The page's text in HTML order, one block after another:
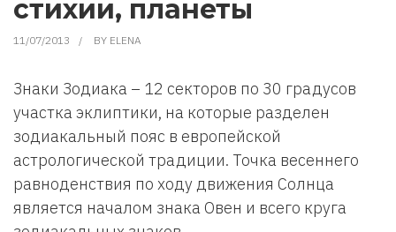
стихии, планеты
11/07/2013 BY ELENA
Знаки Зодиака – 12 секторов по 30 градусов
участка эклиптики, на которые разделен
зодиакальный пояс в европейской
астрологической традиции. Точка весеннего
равноденствия по ходу движения Солнца
является началом знака Овен и всего круга